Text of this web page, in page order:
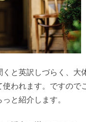
と英訳しづらく、大
われます。ですので
と紹介します。